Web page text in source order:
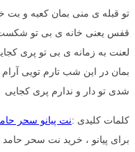
تو قبله ی منی بمان کعبه و بت
قفس یعنی خانه ی بی تو شکست
لعنت به زمانه ی بی تو پری
بمان در این شب تارم تویی
شدی تو دار و ندارم پری کجایی
کلمات کلیدی :نت پیانو سحر
برای پیانو ، خرید نت سحر